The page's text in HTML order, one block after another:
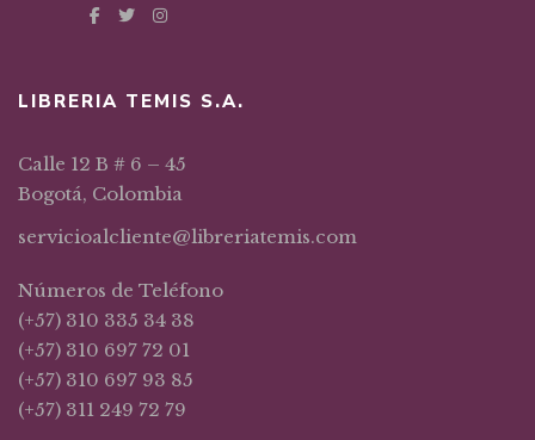
LIBRERIA TEMIS S.A.
Calle 12 B # 6 – 45
Bogotá, Colombia
servicioalcliente@libreriatemis.com
Números de Teléfono
(+57) 310 335 34 38
(+57) 310 697 72 01
(+57) 310 697 93 85
(+57) 311 249 72 79